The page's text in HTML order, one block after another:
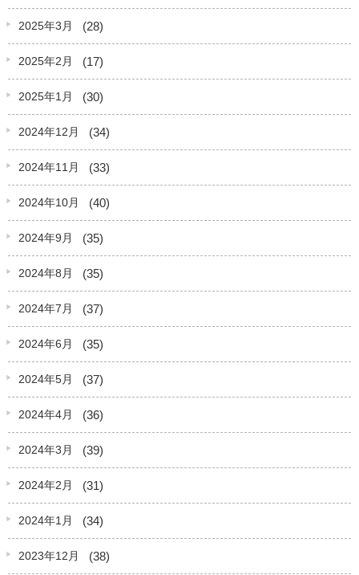
2025年3月 (28)
2025年2月 (17)
2025年1月 (30)
2024年12月 (34)
2024年11月 (33)
2024年10月 (40)
2024年9月 (35)
2024年8月 (35)
2024年7月 (37)
2024年6月 (35)
2024年5月 (37)
2024年4月 (36)
2024年3月 (39)
2024年2月 (31)
2024年1月 (34)
2023年12月 (38)